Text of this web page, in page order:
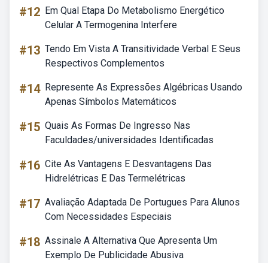
#12 Em Qual Etapa Do Metabolismo Energético
Celular A Termogenina Interfere
#13 Tendo Em Vista A Transitividade Verbal E Seus
Respectivos Complementos
#14 Represente As Expressões Algébricas Usando
Apenas Símbolos Matemáticos
#15 Quais As Formas De Ingresso Nas
Faculdades/universidades Identificadas
#16 Cite As Vantagens E Desvantagens Das
Hidrelétricas E Das Termelétricas
#17 Avaliação Adaptada De Portugues Para Alunos
Com Necessidades Especiais
#18 Assinale A Alternativa Que Apresenta Um
Exemplo De Publicidade Abusiva